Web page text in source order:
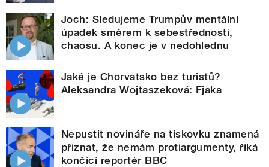
Joch: Sledujeme Trumpův mentální
úpadek směrem k sebestřednosti,
chaosu. A konec je v nedohlednu
Jaké je Chorvatsko bez turistů?
Aleksandra Wojtaszeková: Fjaka
Nepustit novináře na tiskovku znamená
přiznat, že nemám protiargumenty, říká
končící reportér BBC